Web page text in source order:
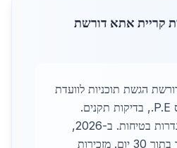
קריית אתא דורשת
הגשת תוכניות לוועדת
תכנון, חתימת מהנדס P.E., בדיקות תקנים.
הגבלת רעש 7-18, גדרות בטיחות. ב-2026,
פיקוח דיגיטלי. אישור בתוך 30 יום. מזכירות